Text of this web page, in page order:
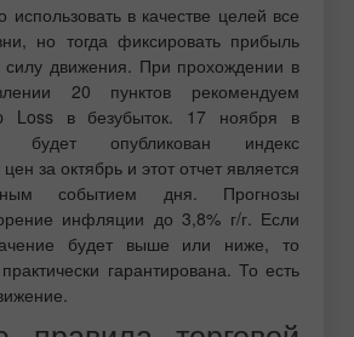
в качестве целей все
но тогда фиксировать прибыль
силу движения. При прохождении в
20 пунктов рекомендуем
Loss в безубыток. 17 ноября в
будет опубликован индекс
за октябрь и этот отчет является
событием дня. Прогнозы
инфляции до 3,8% г/г. Если
будет выше или ниже, то
гарантирована. То есть